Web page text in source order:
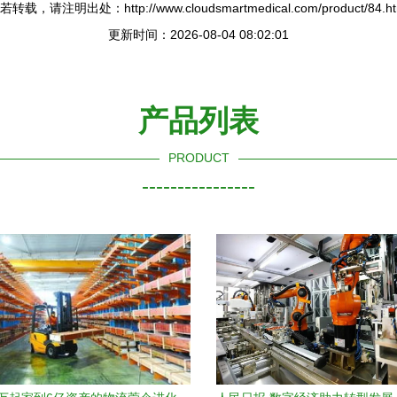
转载，请注明出处：http://www.cloudsmartmedical.com/product/
更新时间：2026-08-04 08:02:01
产品列表
PRODUCT
----------------